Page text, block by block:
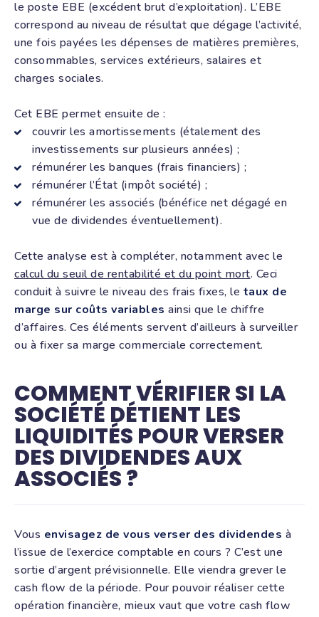
le poste EBE (excédent brut d’exploitation). L’EBE
correspond au niveau de résultat que dégage l’activité,
une fois payées les dépenses de matières premières,
consommables, services extérieurs, salaires et
charges sociales.
Cet EBE permet ensuite de :
couvrir les amortissements (étalement des
investissements sur plusieurs années) ;
rémunérer les banques (frais financiers) ;
rémunérer l’État (impôt société) ;
rémunérer les associés (bénéfice net dégagé en
vue de dividendes éventuellement).
Cette analyse est à compléter, notamment avec le
calcul du seuil de rentabilité et du point mort. Ceci
conduit à suivre le niveau des frais fixes, le taux de
marge sur coûts variables ainsi que le chiffre
d’affaires. Ces éléments servent d’ailleurs à surveiller
ou à fixer sa marge commerciale correctement.
COMMENT VÉRIFIER SI LA
SOCIÉTÉ DÉTIENT LES
LIQUIDITÉS POUR VERSER
DES DIVIDENDES AUX
ASSOCIÉS ?
Vous envisagez de vous verser des dividendes à
l’issue de l’exercice comptable en cours ? C’est une
sortie d’argent prévisionnelle. Elle viendra grever le
cash flow de la période. Pour pouvoir réaliser cette
opération financière, mieux vaut que votre cash flow